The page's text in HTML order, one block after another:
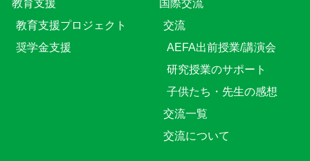
教育⽀援
教育⽀援プロジェクト
奨学金支援
国際交流
交流
AEFA出前授業/講演会
研究授業のサポート
子供たち・先生の感想
交流一覧
交流について